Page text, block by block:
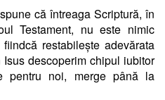
că întreaga Scriptură, în
Testament, nu este nimic
restabilește adevărata
descoperim chipul iubitor
pentru noi, merge până la